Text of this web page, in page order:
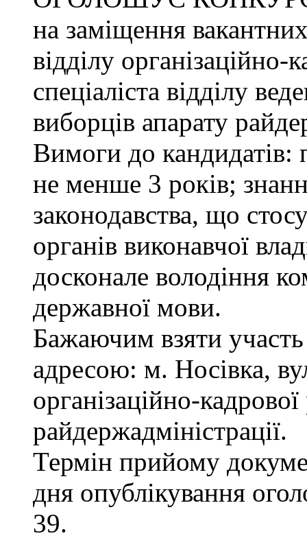
на заміщення
відділу
спеціаліста відділу
виборців апарату
Вимоги до кандидатів:
не менше 3 років;
законодавства, що
органів виконавчої
досконале володіння
державної мови.
Бажаючим взяти участь
адресою: м. Носівка,
організаційно-
райдержадміністрації.
Термін прийому
дня опублікування
39.